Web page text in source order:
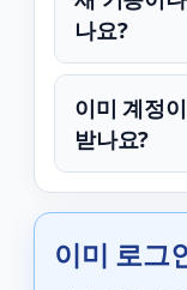
나요?
이미 계정
받나요?
이미 로그